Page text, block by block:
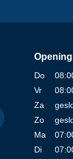
Do
Vr
Za
Zo
Ma
Di